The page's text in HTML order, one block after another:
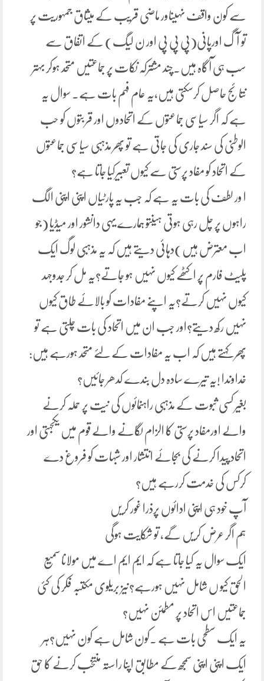
سے کون واقف نہیںاور ماضی قریب کے میثاق جمہوریت پر
تو آگ اورپانی(پی پی پی اور ن لیگ) کے اتفاق سے
سب ہی آگاہ ہیں۔چند مشترکہ نکات پر جماعتیں متحد ہوکر بہتر
نتائج حاصل کرسکتی ہیں،یہ عام فہم بات ہے۔ سوال یہ
ہے کہ اگر سیاسی جماعتوں کے اتحادوں اور قربتوں کو حب
الوطنی کی سند جاری کی جاتی ہے تو پھر مذہبی سیاسی جماعتوں
کے اتحاد کو مفاد پرستی سے کیوں تعبیرکیا جاتا ہے؟
ا ور لطف کی بات یہ ہے کہ جب یہ پارٹیاں اپنی اپنی الگ
راہوں پر چل رہی ہوتی ہیںتو ہمارے یہی دانشور اور میڈیا (جو
اب معترض ہیں)دہائی دیتے ہیں کہ یہ مذہبی لوگ ایک
پلیٹ فارم پر اکٹھے کیوں نہیں ہو جاتے؟یہ مل کر جدوجہد
کیوں نہیں کرتے؟یہ اپنے مفادات کو بالائے طاق کیوں
نہیں رکھ دیتے؟اور جب ان میں اتحاد کی بات چلتی ہے تو
پھر کہتے ہیں کہ اب یہ مفادات کے لئے متحد ہورہے ہیں:
خداوندا !یہ تیرے سادہ دل بندے کدھر جائیں؟
بغیر کسی ثبوت کے مذہبی راہنمائوں کی نیت پر حملہ کرنے
والے اورمفاد پرستی کا الزام لگانے والے قوم میں یکجہتی اور
اتحاد پیدا کرنے کی بجائے انتشار اور شبہات کو فروغ دے
کرکس کی خدمت کررہے ہیں؟
آپ خود ہی اپنی ادائوں پرذرا غور کریں
ہم اگر عرض کریں گے، تو شکایت ہوگی
ایک سوال یہ کیا جاتا ہے کہ ایم ایم اے میں مولانا سمیع
الحق کیو ں شامل نہیں ہورہے؟نیز بریلوی مکتبہ فکر کی کئی
جماعتیں اس اتحاد پر مطمئن نہیں؟
یہ ایک سطحی بات ہے ۔کون شامل ہے کون نہیں؟ہر
ایک اپنی اپنی سمجھ کے مطابق اپنا راستہ منتخب کرنے کا حق